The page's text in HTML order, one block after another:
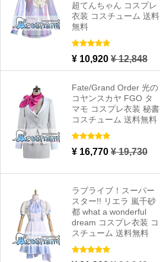
超てんちゃん コスプレ
衣装 コスチューム 送料
無料
¥ 10,920 ¥ 12,848
Fate/Grand Order 光の
コヤンスカヤ FGO タ
マモ コスプレ衣装 秘書
コスチューム 送料無料
¥ 16,770 ¥ 19,730
ラブライブ！スーパー
スター!! リエラ 嵐千砂
都 what a wonderful
dream コスプレ衣装 コ
スチューム 送料無料